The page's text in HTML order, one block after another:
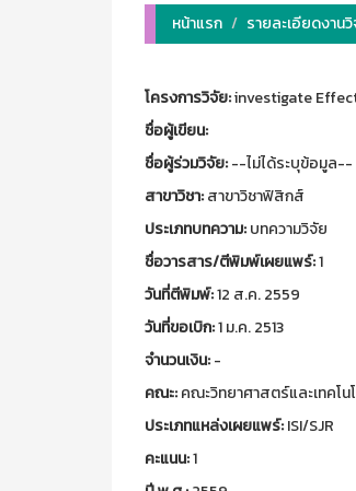
หน้าแรก รายละเอียดงา
โครงการวิจัย:investigate
ชื่อผู้เขียน:
ชื่อผู้ร่วมวิจัย:--ไม่ได้ระบุข้อมูล--
สาขาวิชา:สาขาวิชาฟิสิกส์
ประเภทบทความ:บทความวิจัย
ชื่อวารสาร/ตีพิมพ์เผยแพร์:1
วันที่ตีพิมพ์:12 ส.ค. 2559
วันที่ขอเบิก:1 ม.ค. 2513
จำนวนเงิน:-
คณะ:คณะวิทยาศาสตร์และเทคโน
ประเภทแหล่งเผยแพร์:ISI/SJR
คะแนน:1